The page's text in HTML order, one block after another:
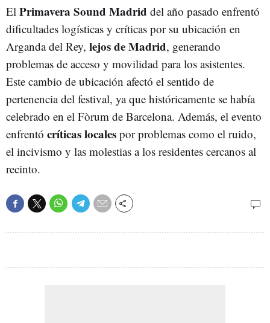
El Primavera Sound Madrid del año pasado enfrentó
dificultades logísticas y críticas por su ubicación en
Arganda del Rey, lejos de Madrid, generando
problemas de acceso y movilidad para los asistentes.
Este cambio de ubicación afectó el sentido de
pertenencia del festival, ya que históricamente se había
celebrado en el Fòrum de Barcelona. Además, el evento
enfrentó críticas locales por problemas como el ruido,
el incivismo y las molestias a los residentes cercanos al
recinto.